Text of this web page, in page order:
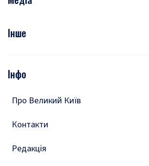
Фото
Подкасти
Інше
Тести
Інфо
Про Великий Київ
Контакти
Редакція